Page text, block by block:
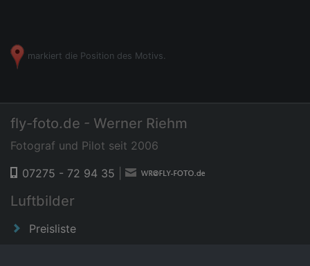
markiert die Position des Motivs.
fly-foto.de - Werner Riehm
Fotograf und Pilot seit 2006
07275 - 72 94 35
Luftbilder
Preisliste